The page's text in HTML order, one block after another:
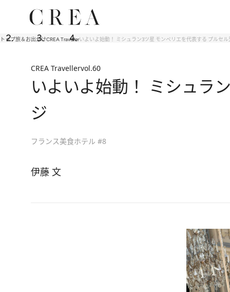
トップ旅＆お出かけCREA Travellerいよいよ始動！ ミシュラン3ツ星 モンペリエを代表する プルセ
CREA Travellervol.60
いよいよ始動！ ミシュラ
ジ
フランス美食ホテル #8
伊藤 文